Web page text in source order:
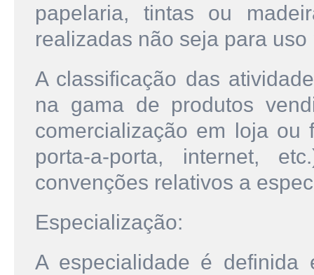
papelaria, tintas ou
realizadas não seja para
A classificação das
na gama de produtos
comercialização em loja
porta-a-porta, internet,
convenções relativos a
Especialização:
A especialidade é